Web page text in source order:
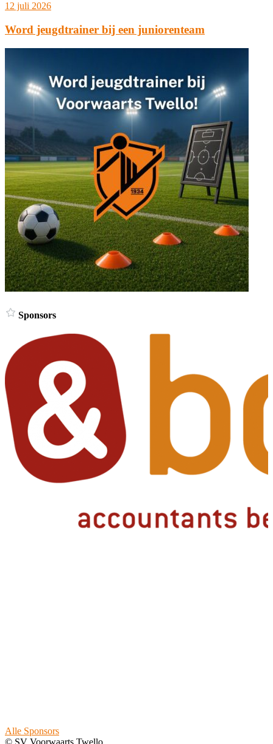
12 juli 2026
Word jeugdtrainer bij een juniorenteam
Sponsors
Alle Sponsors